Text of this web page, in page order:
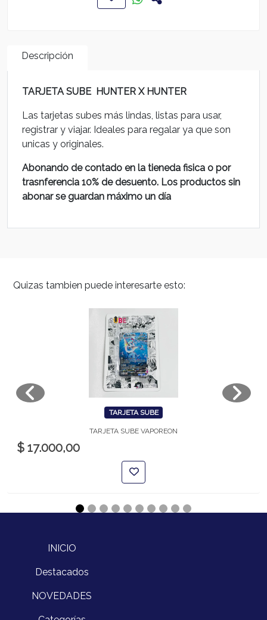
Descripción
TARJETA SUBE HUNTER X HUNTER
Las tarjetas subes más lindas, listas para usar,
registrar y viajar. Ideales para regalar ya que son
unicas y originales.
Abonando de contado en la tieneda fisica o por
trasnferencia 10% de desuento. Los productos sin
abonar se guardan máximo un día
Quizas tambien puede interesarte esto:
TARJETA SUBE
TARJETA SUBE VAPOREON
$ 17.000,00
INICIO
Destacados
NOVEDADES